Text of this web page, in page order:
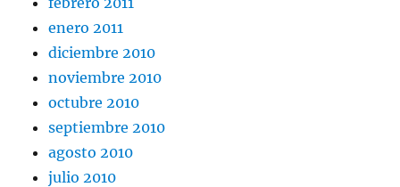
enero 2011
diciembre 2010
noviembre 2010
octubre 2010
septiembre 2010
agosto 2010
julio 2010